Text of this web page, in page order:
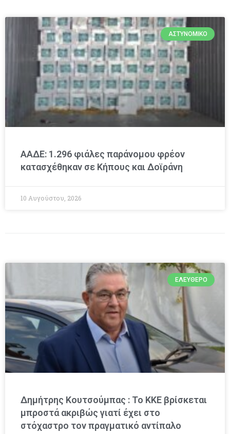
ΑΣΤΥΝΟΜΙΚΌ
ΑΑΔΕ: 1.296 φιάλες παράνομου φρέον
κατασχέθηκαν σε Κήπους και Δοϊράνη
10 Αυγούστου, 2026
ΕΛΕΎΘΕΡΟ
Δημήτρης Κουτσούμπας : Το ΚΚΕ βρίσκεται
μπροστά ακριβώς γιατί έχει στο
στόχαστρο τον πραγματικό αντίπαλο